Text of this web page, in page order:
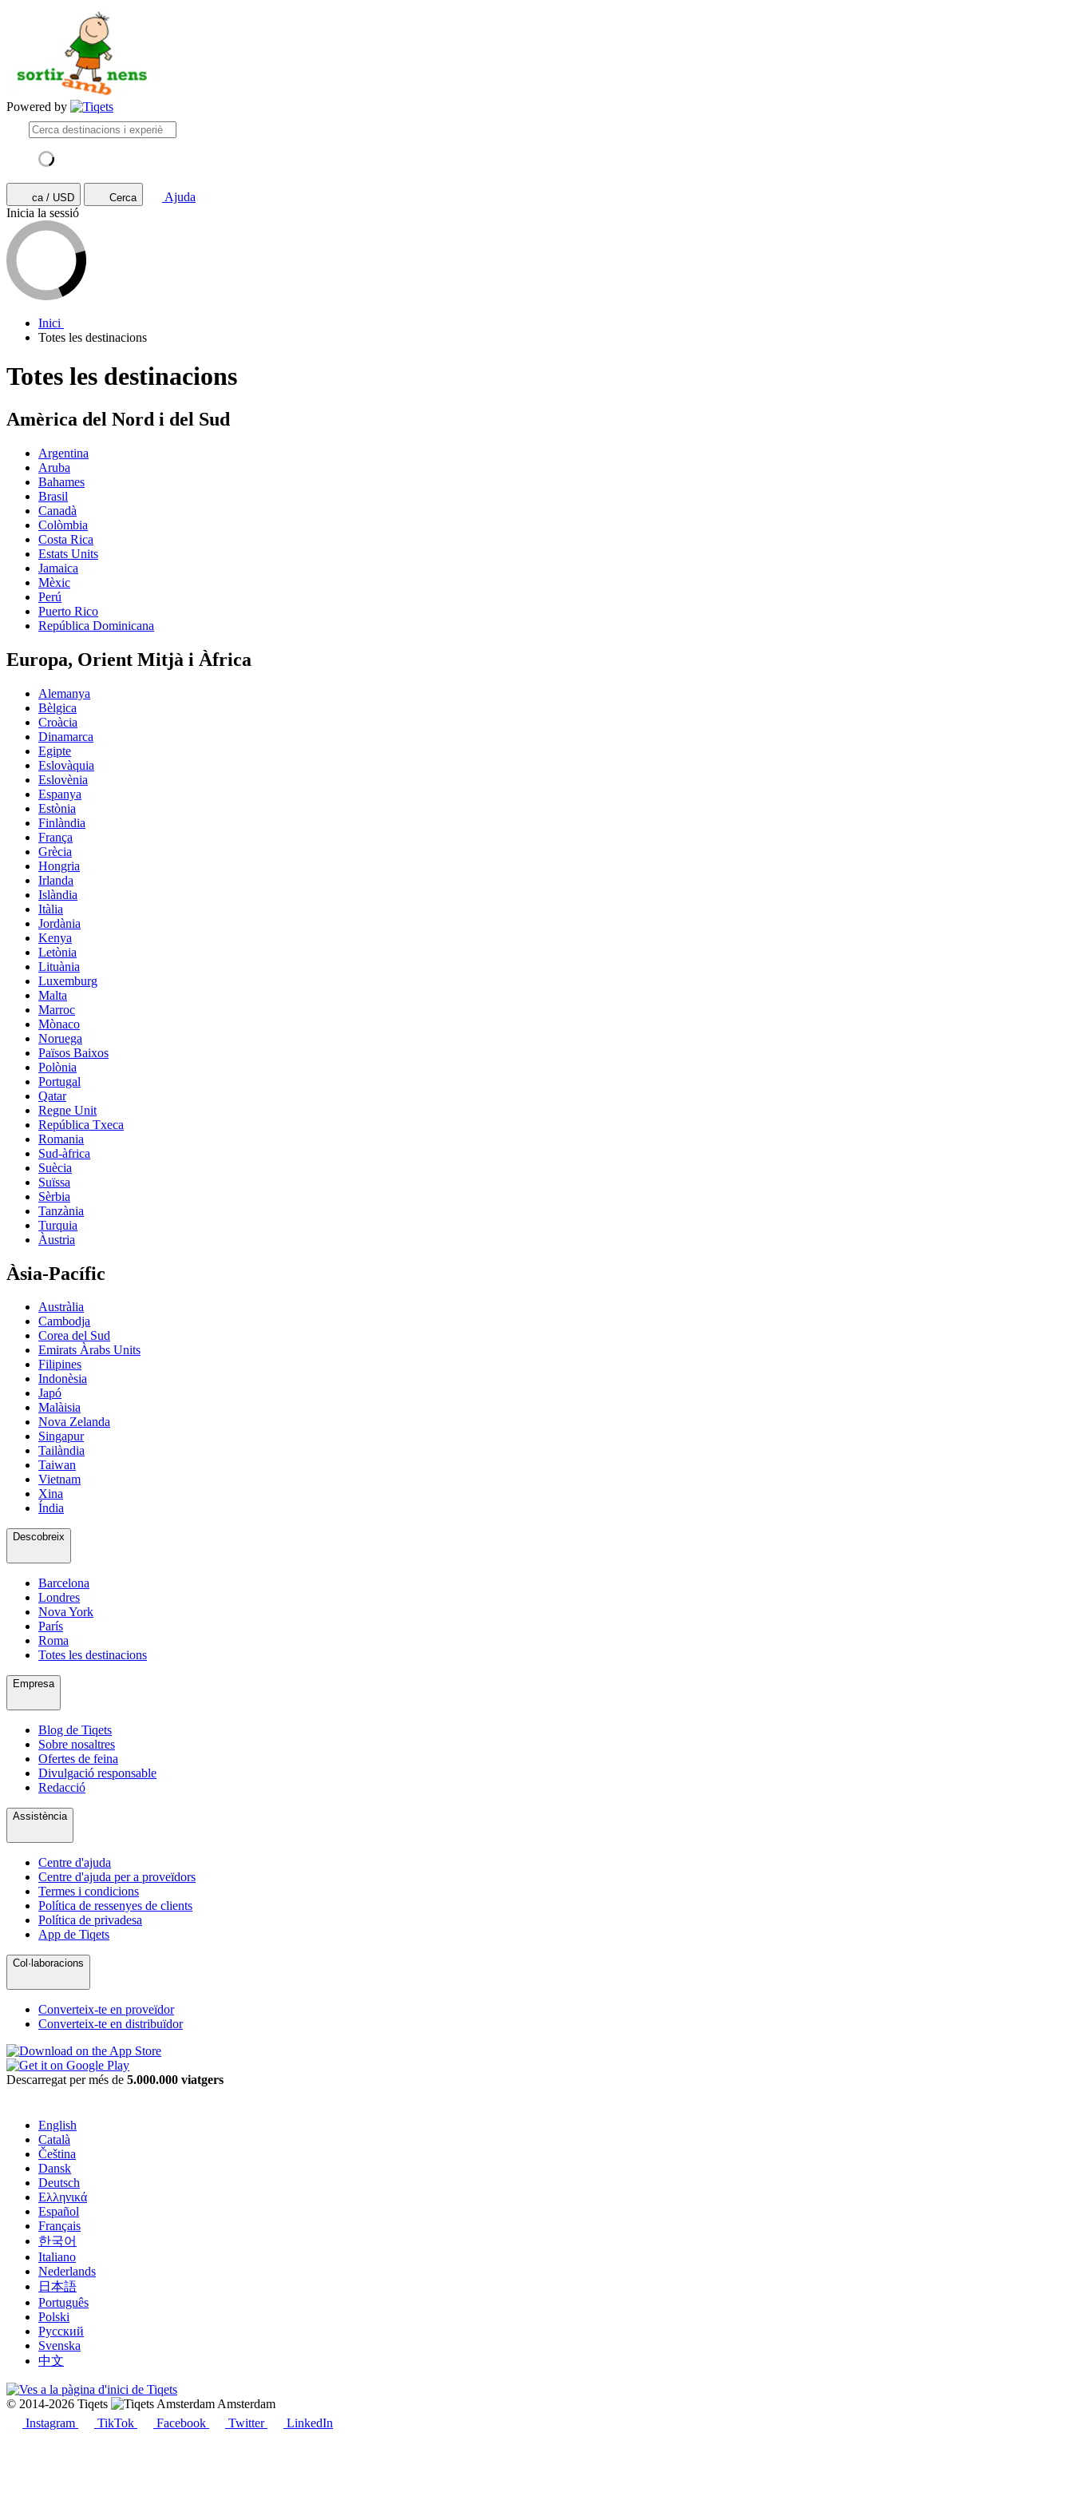
Powered by
ca / USD Cerca
Ajuda
Inicia la sessió
Inici
Totes les destinacions
Totes les destinacions
Amèrica del Nord i del Sud
Argentina
Aruba
Bahames
Brasil
Canadà
Colòmbia
Costa Rica
Estats Units
Jamaica
Mèxic
Perú
Puerto Rico
República Dominicana
Europa, Orient Mitjà i Àfrica
Alemanya
Bèlgica
Croàcia
Dinamarca
Egipte
Eslovàquia
Eslovènia
Espanya
Estònia
Finlàndia
França
Grècia
Hongria
Irlanda
Islàndia
Itàlia
Jordània
Kenya
Letònia
Lituània
Luxemburg
Malta
Marroc
Mònaco
Noruega
Països Baixos
Polònia
Portugal
Qatar
Regne Unit
República Txeca
Romania
Sud-àfrica
Suècia
Suïssa
Sèrbia
Tanzània
Turquia
Àustria
Àsia-Pacífic
Austràlia
Cambodja
Corea del Sud
Emirats Àrabs Units
Filipines
Indonèsia
Japó
Malàisia
Nova Zelanda
Singapur
Tailàndia
Taiwan
Vietnam
Xina
Índia
Descobreix
Barcelona
Londres
Nova York
París
Roma
Totes les destinacions
Empresa
Blog de Tiqets
Sobre nosaltres
Ofertes de feina
Divulgació responsable
Redacció
Assistència
Centre d'ajuda
Centre d'ajuda per a proveïdors
Termes i condicions
Política de ressenyes de clients
Política de privadesa
App de Tiqets
Col·laboracions
Converteix-te en proveïdor
Converteix-te en distribuïdor
Descarregat per més de 5.000.000 viatgers
English
Català
Čeština
Dansk
Deutsch
Ελληνικά
Español
Français
한국어
Italiano
Nederlands
日本語
Português
Polski
Русский
Svenska
中文
© 2014-2026 Tiqets
Amsterdam
Instagram
TikTok Facebook Twitter LinkedIn